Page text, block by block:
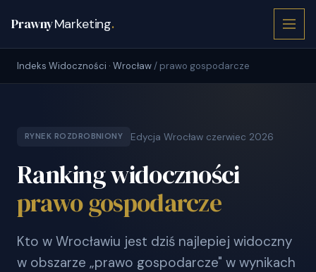
PrawnyMarketing.
Indeks Widoczności · Wrocław / prawo gospodarcze
RYNEK ROZDROBNIONY Edycja Wrocław czerwiec 2026
Ranking widoczności
prawo gospodarcze
Kto w Wrocławiu jest dziś najlepiej widoczny
w obszarze „prawo gospodarcze" w wynikach